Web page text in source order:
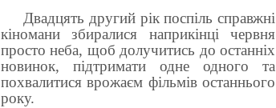
Двадцять другий рік поспіль справжні
кіномани збиралися наприкінці червня
просто неба, щоб долучитись до останніх
новинок, підтримати одне одного та
похвалитися врожаєм фільмів останнього
року.